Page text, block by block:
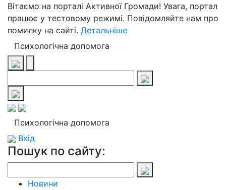
Вітаємо на порталі Активної Громади! Увага, портал
працює у тестовому режимі. Повідомляйте нам про
помилку на сайті. Детальніше
Психологічна допомога
Психологічна допомога
Вхід
Пошук по сайту:
Новини